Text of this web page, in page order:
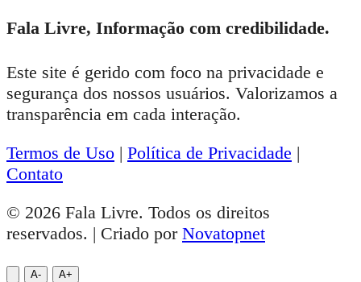
Fala Livre, Informação com credibilidade.
Este site é gerido com foco na privacidade e
segurança dos nossos usuários. Valorizamos a
transparência em cada interação.
Termos de Uso | Política de Privacidade |
Contato
© 2026 Fala Livre. Todos os direitos
reservados. | Criado por Novatopnet
A- A+